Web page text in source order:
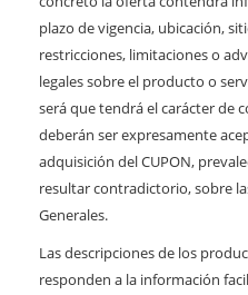
plazo de vigencia, ubicación,
restricciones, limitaciones o
legales sobre el producto o
será que tendrá el carácter de
deberán ser expresamente
adquisición del CUPON,
resultar contradictorio, sobre
Generales.
Las descripciones de los
responden a la información